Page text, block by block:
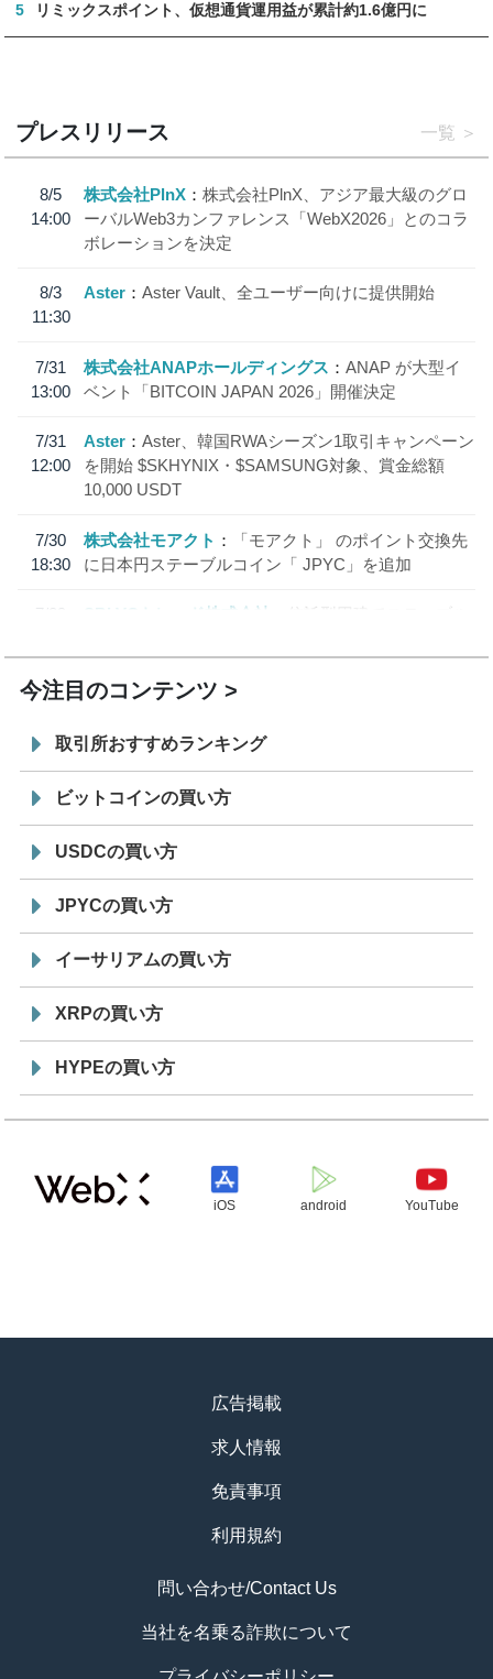
5 リミックスポイント、仮想通貨運用益が累計約1.6億円に
プレスリリース 一覧
8/5
14:00
株式会社PlnX
株式会社PlnX、アジア最大級のグロ
ーバルWeb3カンファレンス「WebX2026」とのコラ
ボレーションを決定
8/3
11:30
Aster Aster Vault、全ユーザー向けに提供開始
7/31
13:00
株式会社ANAPホールディングス
ANAP が大型イ
ベント「BITCOIN JAPAN 2026」開催決定
7/31
12:00
Aster
Aster、韓国RWAシーズン1取引キャンペーン
を開始 $SKHYNIX・$SAMSUNG対象、賞金総額
10,000 USDT
7/30
18:30
株式会社モアクト
「モアクト」 のポイント交換先
に日本円ステーブルコイン「 JPYC」を追加
7/29
SBI VCトレード株式会社
信託型円建てステーブル
今注目のコンテンツ
取引所おすすめランキング
ビットコインの買い方
USDCの買い方
JPYCの買い方
イーサリアムの買い方
XRPの買い方
HYPEの買い方
iOS android YouTube
広告掲載
求人情報
免責事項
利用規約
問い合わせ/Contact Us
当社を名乗る詐欺について